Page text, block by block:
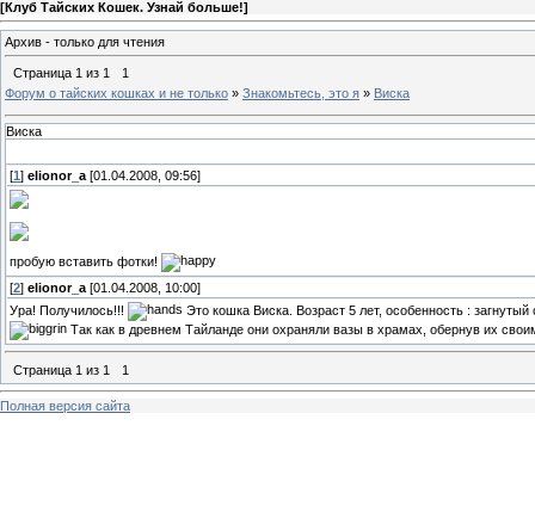
[Клуб Тайских Кошек. Узнай больше!]
Архив - только для чтения
Страница 1 из 1
1
Форум о тайских кошках и не только » Знакомьтесь, это я » Виска
Виска
[1] elionor_a [01.04.2008, 09:56]
пробую вставить фотки!
[2] elionor_a [01.04.2008, 10:00]
Ура! Получилось!!!
Это кошка Виска. Возраст 5 лет, особенность :
Так как в древнем Тайланде они охраняли вазы в храмах, обернув их
Страница 1 из 1 1
Полная версия сайта